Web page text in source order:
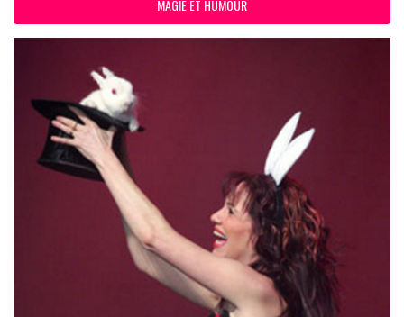
MAGIE ET HUMOUR